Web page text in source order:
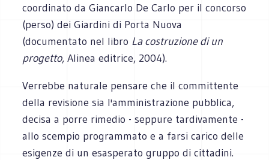
coordinato da Giancarlo De Carlo per il concorso
(perso) dei Giardini di Porta Nuova
(documentato nel libro La costruzione di un
progetto, Alinea editrice, 2004).
Verrebbe naturale pensare che il committente
della revisione sia l'amministrazione pubblica,
decisa a porre rimedio - seppure tardivamente -
allo scempio programmato e a farsi carico delle
esigenze di un esasperato gruppo di cittadini.